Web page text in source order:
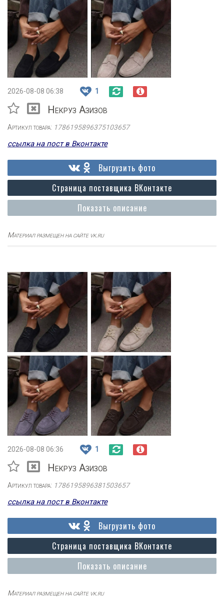
2026-08-08 06:38 1
Некруз Азизов
Артикул товара: 1786195896375103657
ссылка на пост в Вконтакте
Показать описание
Страница поставщика ВКонтакте
Выгрузить фото
Материал размещен на сайте vk.ru
2026-08-08 06:36 1
Некруз Азизов
Артикул товара: 1786195896381503657
ссылка на пост в Вконтакте
Показать описание
Страница поставщика ВКонтакте
Выгрузить фото
Материал размещен на сайте vk.ru